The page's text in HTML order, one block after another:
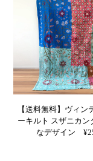
【送料無料】ヴィン
ーキルト スザニカ
なデザイン